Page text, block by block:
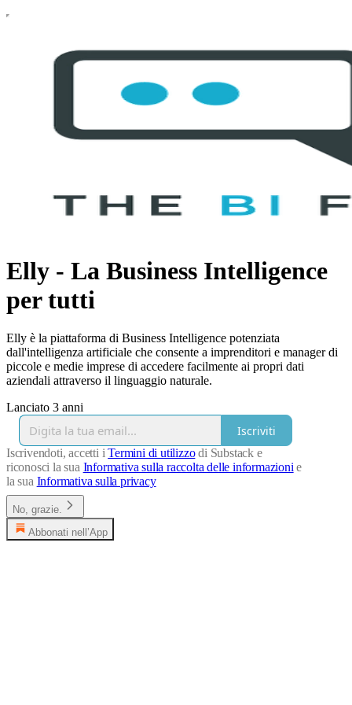
Elly - La Business Intelligence
per tutti
Elly è la piattaforma di Business Intelligence potenziata
dall'intelligenza artificiale che consente a imprenditori e manager di
piccole e medie imprese di accedere facilmente ai propri dati
aziendali attraverso il linguaggio naturale.
Lanciato 3 anni
Iscriviti
Iscrivendoti, accetti iTermini di utilizzodi Substack e
riconosci la sua Informativa sulla raccolta delle informazioni e
la sua Informativa sulla privacy
No, grazie.
Abbonati nell’App